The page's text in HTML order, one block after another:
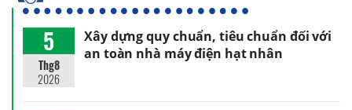
5
Thg8
2026
Xây dựng quy chuẩn, tiêu chuẩn đối với
an toàn nhà máy điện hạt nhân